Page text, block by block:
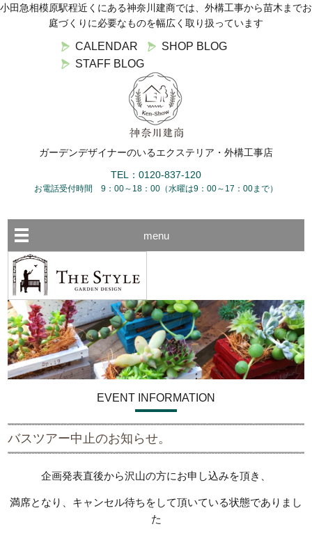
小田急相模原駅程近くにある神奈川建商では、外構工事から苗木までお
庭づくりに必要なものを幅広く取り扱っています
CALENDAR
SHOP BLOG
STAFF BLOG
ガーデンデザイナーのいるエクステリア・外構工事店
TEL：0120-837-120
お電話受付時間 9：00～18：00（水曜は9：00～17：00まで）
menu
EVENT INFORMATION
バスツアー中止のお知らせ。
企画発表直後から沢山の方にお申し込みを頂き、
満席となり、キャンセル待ちをして頂いている状態でありまし
た